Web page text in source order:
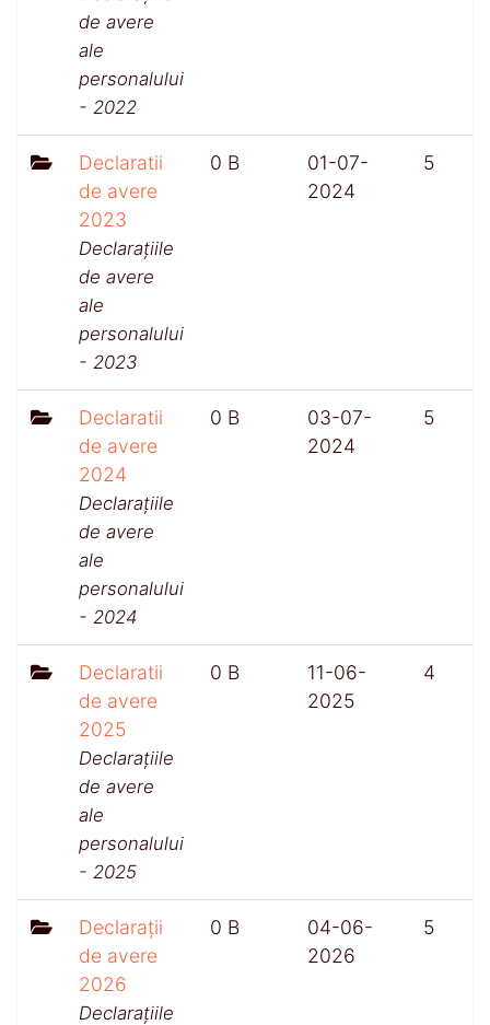
de avere
ale
personalului
- 2022
Declaratii
de avere
2023
Declarațiile
de avere
ale
personalului
- 2023
0 B
01-07-
2024
5
Declaratii
de avere
2024
Declarațiile
de avere
ale
personalului
- 2024
0 B
03-07-
2024
5
Declaratii
de avere
2025
Declarațiile
de avere
ale
personalului
- 2025
0 B
11-06-
2025
4
Declarații
de avere
2026
Declarațiile
0 B
04-06-
2026
5